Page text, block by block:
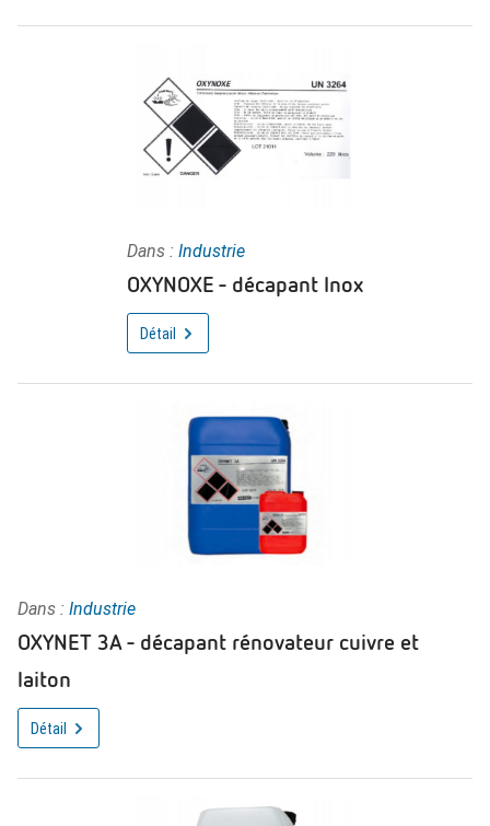
Dans : Industrie
OXYNOXE - décapant Inox
Détail
Dans : Industrie
OXYNET 3A - décapant rénovateur cuivre et
laiton
Détail